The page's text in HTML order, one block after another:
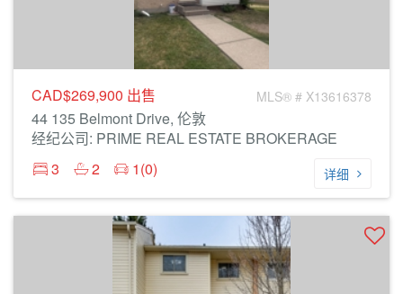
CAD$269,900 出售 MLS® # X13616378
44 135 Belmont Drive, 伦敦
经纪公司: PRIME REAL ESTATE BROKERAGE
3
2 1(0) 详细